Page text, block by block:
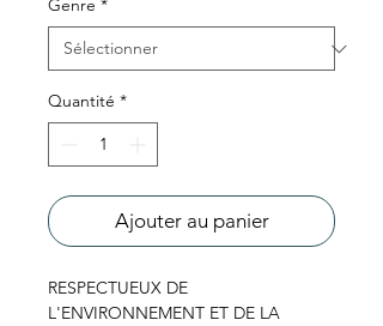
Genre *
Quantité *
Ajouter au panier
RESPECTUEUX DE
L'ENVIRONNEMENT ET DE LA